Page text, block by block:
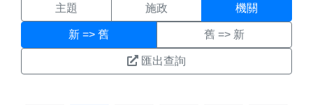
主題 施政 機關
新 => 舊 舊 => 新
匯出查詢